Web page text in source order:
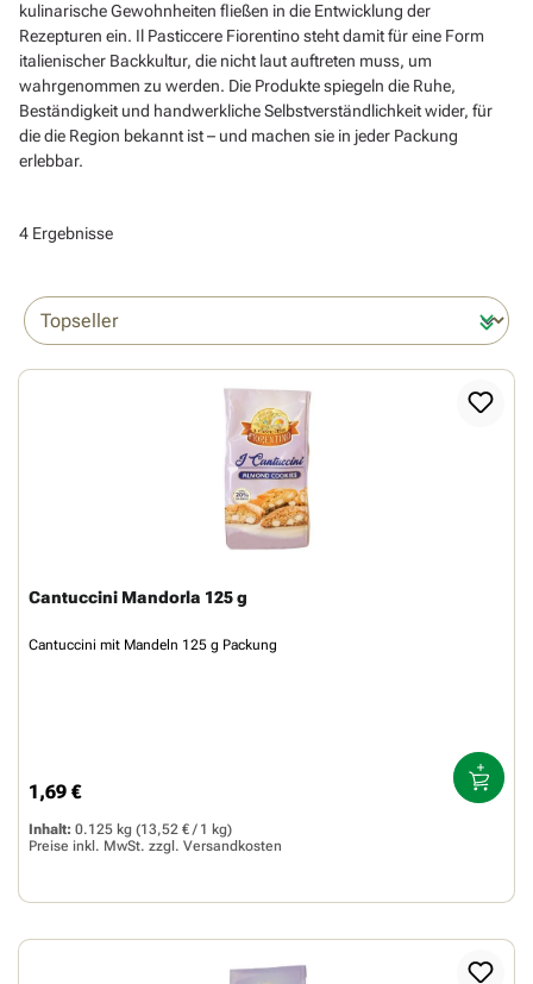
kulinarische Gewohnheiten fließen in die Entwicklung der
Rezepturen ein. Il Pasticcere Fiorentino steht damit für eine Form
italienischer Backkultur, die nicht laut auftreten muss, um
wahrgenommen zu werden. Die Produkte spiegeln die Ruhe,
Beständigkeit und handwerkliche Selbstverständlichkeit wider, für
die die Region bekannt ist – und machen sie in jeder Packung
erlebbar.
4 Ergebnisse
Cantuccini Mandorla 125 g
Cantuccini mit Mandeln 125 g Packung
Regulärer Preis:
1,69 €
Inhalt: 0.125 kg (13,52 € / 1 kg)
Preise inkl. MwSt. zzgl. Versandkosten